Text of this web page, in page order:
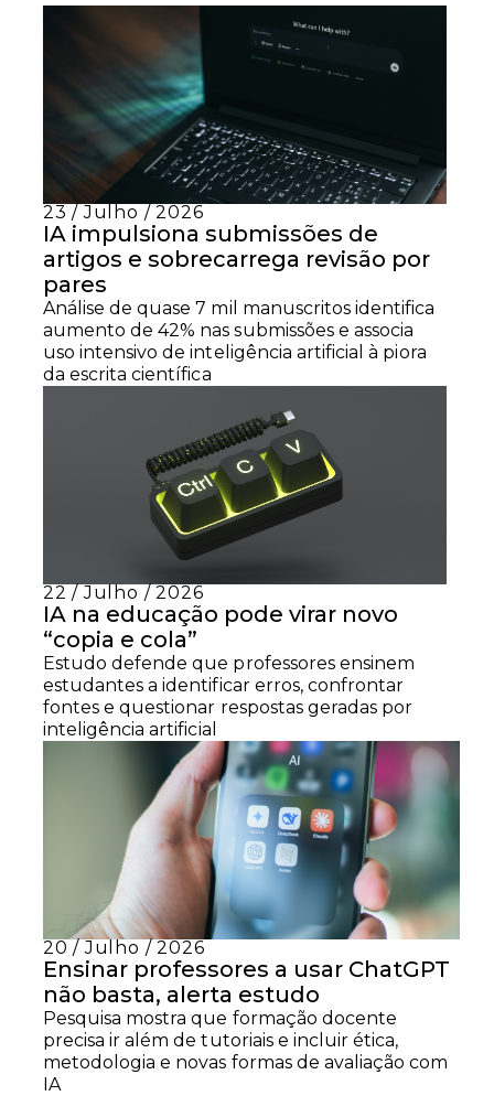
23 / Julho / 2026
IA impulsiona submissões de
artigos e sobrecarrega revisão por
pares
Análise de quase 7 mil manuscritos identifica
aumento de 42% nas submissões e associa
uso intensivo de inteligência artificial à piora
da escrita científica
22 / Julho / 2026
IA na educação pode virar novo
“copia e cola”
Estudo defende que professores ensinem
estudantes a identificar erros, confrontar
fontes e questionar respostas geradas por
inteligência artificial
20 / Julho / 2026
Ensinar professores a usar ChatGPT
não basta, alerta estudo
Pesquisa mostra que formação docente
precisa ir além de tutoriais e incluir ética,
metodologia e novas formas de avaliação com
IA